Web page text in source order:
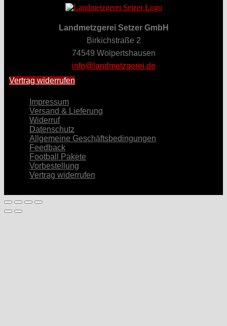
Landmetzgerei Setzer GmbH
Birkichstraße 2
74549 Wolpertshausen
info@landmetzgerei.de
Vertrag widerrufen
Impressum
Versand & Lieferung
Widerruf
Datenschutz
Allgemeine Geschäftsbedingungen
Feedback
Football Pakete
Vorbestellung
Vertrag widerrufen